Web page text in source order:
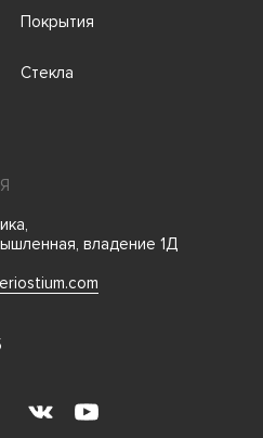
Покрытия
Стекла
владение 1Д